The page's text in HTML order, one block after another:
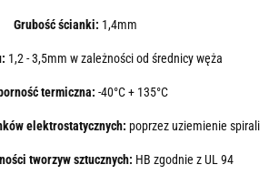
Grubość ścianki: 1,4mm
1,2 - 3,5mm w zależności od średnicy węża
termiczna: -40°C + 135°C
elektrostatycznych: poprzez uziemienie spirali
tworzyw sztucznych: HB zgodnie z UL 94